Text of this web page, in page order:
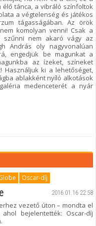
tánca, a vibráló színfoltok
a végtelenség és játékos
tágasságában. Az örök
komolyan venni! Csak a
szűnni nem akaró vágy az
András oly nagyvonalúan
engedjük be magunkat a
az ízeket, színeket
Használjuk ki a lehetőséget,
ablakként nyíló alkotások
medenceterét a nyár
Oscar-díj
2016.01.16 22:58
vezető úton – mondta el
bejelentették: Oscar-díj